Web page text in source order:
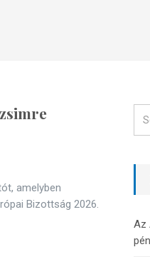
amelyben
Bizottság 2026.
Az